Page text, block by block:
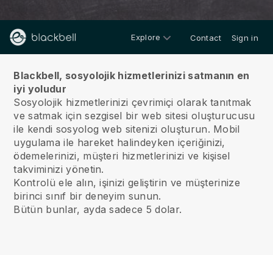
Explore Contact Sign in
Blackbell, sosyolojik hizmetlerinizi satmanın en
iyi yoludur
Sosyolojik hizmetlerinizi çevrimiçi olarak tanıtmak
ve satmak için sezgisel bir web sitesi oluşturucusu
ile kendi sosyolog web sitenizi oluşturun. Mobil
uygulama ile hareket halindeyken içeriğinizi,
ödemelerinizi, müşteri hizmetlerinizi ve kişisel
takviminizi yönetin.
Kontrolü ele alın, işinizi geliştirin ve müşterinize
birinci sınıf bir deneyim sunun.
Bütün bunlar, ayda sadece 5 dolar.